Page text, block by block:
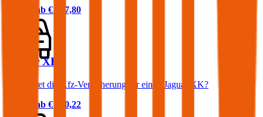
Prämie ab € 167,80
Jaguar XK
Was kostet die Kfz-Versicherung für einen Jaguar XK?
Prämie ab € 230,22